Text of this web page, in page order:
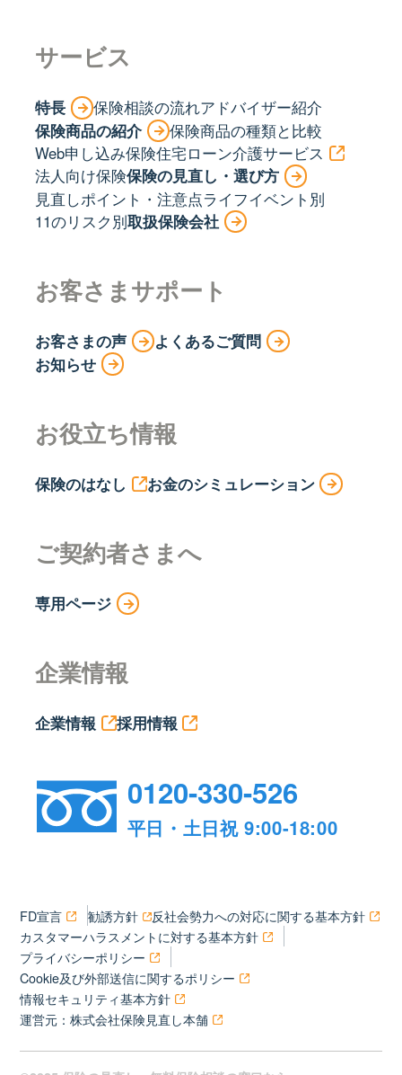
サービス
特長 保険相談の流れアドバイザー紹介
保険商品の紹介
保険商品の種類と比較
Web申し込み保険住宅ローン介護サービス
法人向け保険保険の見直し・選び方
見直しポイント・注意点ライフイベント別
11のリスク別取扱保険会社
お客さまサポート
お客さまの声
よくあるご質問
お知らせ
お役立ち情報
保険のはなし お金のシミュレーション
ご契約者さまへ
専用ページ
企業情報
企業情報 採用情報
0120-330-526
平日・土日祝 9:00-18:00
FD宣言 勧誘方針
反社会勢力への対応に関する基本方針
カスタマーハラスメントに対する基本方針
プライバシーポリシー
Cookie及び外部送信に関するポリシー
情報セキュリティ基本方針
運営元：株式会社保険見直し本舗